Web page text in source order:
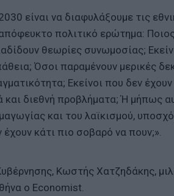
είναι να διαφυλάξουμε τις
πολιτικό ερώτημα:
θεωρίες συνωμοσίας;
Όσοι παραμένουν μερικές
Εκείνοι που δεν
διεθνή προβλήματα; Ή μήπως
και του λαϊκισμού,
έχουν κάτι πιο σοβαρό να πουν;».
Κωστής Χατζηδάκης,
ο Economist.